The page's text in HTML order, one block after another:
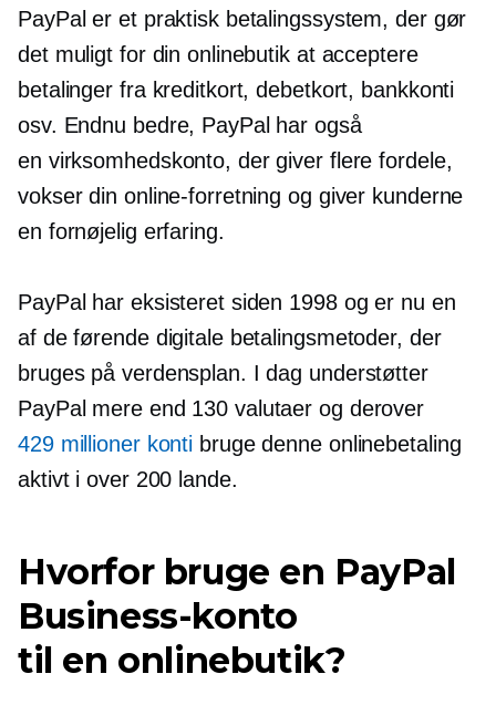
PayPal er et praktisk betalingssystem, der gør
det muligt for din onlinebutik at acceptere
betalinger fra kreditkort, debetkort, bankkonti
osv. Endnu bedre, PayPal har også
en virksomhedskonto, der giver flere fordele,
vokser din online-forretning og giver kunderne
en fornøjelig erfaring.
PayPal har eksisteret siden 1998 og er nu en
af de førende digitale betalingsmetoder, der
bruges på verdensplan. I dag understøtter
PayPal mere end 130 valutaer og derover
429 millioner konti bruge denne onlinebetaling
aktivt i over 200 lande.
Hvorfor bruge en PayPal
Business-konto
til en onlinebutik?